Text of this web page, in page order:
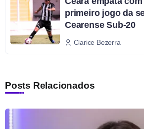
primeiro jogo da
Cearense Sub-20
Clarice Bezerra
Posts Relacionados